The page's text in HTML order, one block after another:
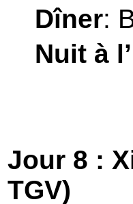
Dîner:
Nuit à
Jour 8 :
TGV)